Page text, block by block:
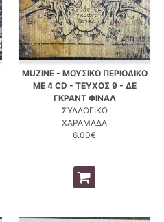
MUZINE - ΜΟΥΣΙΚΟ ΠΕΡΙΟΔΙΚΟ
ΜΕ 4 CD - ΤΕΥΧΟΣ 9 - ΔΕ
ΓΚΡΑΝΤ ΦΙΝΑΛ
ΣΥΛΛΟΓΙΚΟ
ΧΑΡΑΜΑΔΑ
6.00€